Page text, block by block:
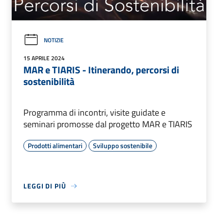
NOTIZIE
15 APRILE 2024
MAR e TIARIS - Itinerando, percorsi di
sostenibilità
Programma di incontri, visite guidate e
seminari promosse dal progetto MAR e TIARIS
Prodotti alimentari Sviluppo sostenibile
LEGGI DI PIÙ